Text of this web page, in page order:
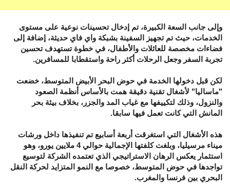
وإلى جانب السعة الكبيرة، تم إدخال تحسينات نوعية على مستوى
الخدمات، حيث تم تجهيز السفينة بشبكة واي فاي حديثة، إضافة إلى
فضاءات مخصصة للعائلات والأطفال، في خطوة تستهدف تحسين
تجربة السفر وجعل الرحلات أكثر راحة واستقطابا للمسافرين.
لكن قبل دخولها الخدمة في حوض البحر الأبيض المتوسط، خضعت
"ماساليا" لأشغال تقنية دقيقة همت بالأساس أنظمة الصعود
والنزول، وذلك لتكييفها مع غياب المد والجزر، بخلاف بيئة بحر
المانش التي كانت تعمل فيها سابقا.
هذه الأشغال التي استغرقت أربعة أسابيع تم تنفيذها داخل ورشات
ميناء مرسيليا، وبلغت كلفتها الإجمالية حوالي 4 ملايين يورو، وهو
استثمار يعكس الرهان الاستراتيجي الذي تعتمده الشركة لتوسيع
تواجدها في حوض المتوسط، خصوصا مع النمو المتزايد لحركة النقل
البحري بين فرنسا والمغرب.